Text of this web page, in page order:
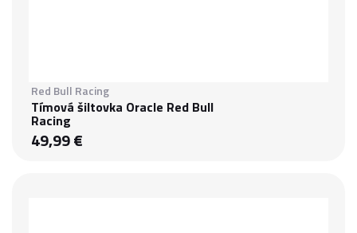
Red Bull Racing
Tímová šiltovka Oracle Red Bull
Racing
49,99 €